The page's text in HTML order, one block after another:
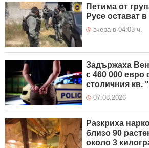
Петима от
Русе остават в
вчера в 04:03 ч.
Задържаха
с 460 000 евро
столичния кв.
07.08.2026
Разкриха
близо 90
около 3